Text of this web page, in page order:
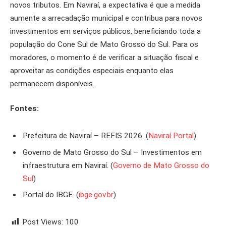
novos tributos. Em Naviraí, a expectativa é que a medida
aumente a arrecadação municipal e contribua para novos
investimentos em serviços públicos, beneficiando toda a
população do Cone Sul de Mato Grosso do Sul. Para os
moradores, o momento é de verificar a situação fiscal e
aproveitar as condições especiais enquanto elas
permanecem disponíveis.
Fontes:
Prefeitura de Naviraí – REFIS 2026. (Naviraí Portal)
Governo de Mato Grosso do Sul – Investimentos em
infraestrutura em Naviraí. (Governo de Mato Grosso do
Sul)
Portal do IBGE. (ibge.gov.br)
Post Views: 100